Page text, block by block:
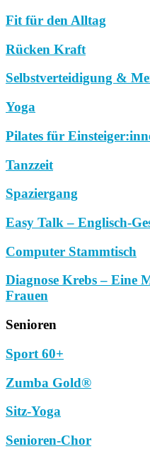
Fit für den Alltag
Rücken Kraft
Selbstverteidigung &
Yoga
Pilates für
Tanzzeit
Spaziergang
Easy Talk – Englisch-
Computer Stammtisch
Diagnose Krebs – Eine
Frauen
Senioren
Sport 60+
Zumba Gold®
Sitz-Yoga
Senioren-Chor